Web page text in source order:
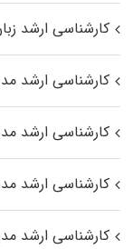
کارشناسی ارشد
کارشناسی ارشد
کارشناسی ارشد
کارشناسی ارشد
کارشناسی ارشد